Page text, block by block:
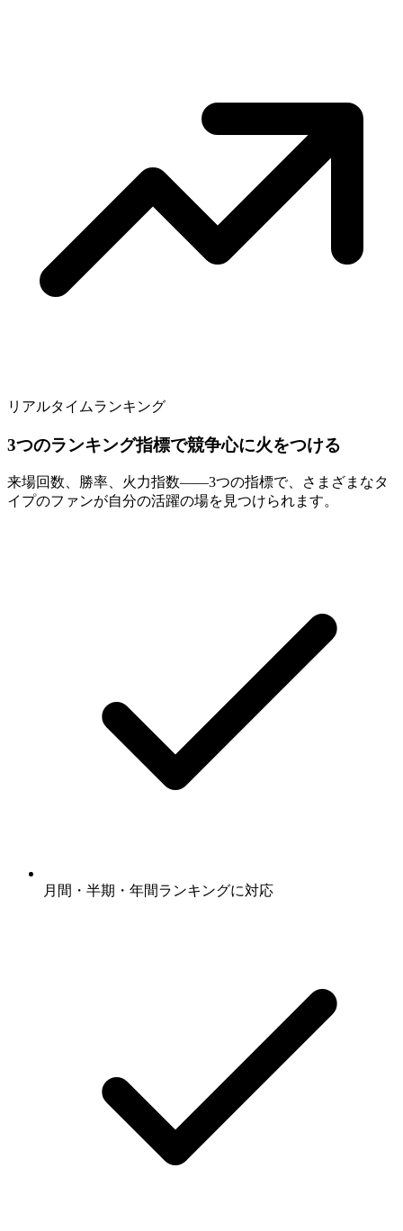
リアルタイムランキング
3つのランキング指標で競争心に火をつける
来場回数、勝率、火力指数——3つの指標で、さまざまなタ
イプのファンが自分の活躍の場を見つけられます。
月間・半期・年間ランキングに対応